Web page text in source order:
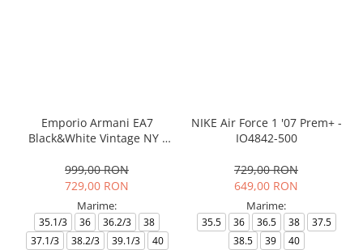
Emporio Armani EA7
Black&White Vintage NY -
999,00 RON
729,00 RON
Marime:
35.1/3 36 36.2/3
38
37.1/3
38.2/3 39.1/3 40
NIKE Air Force 1 '07 Prem+ -
IO4842-500
729,00 RON
649,00 RON
Marime:
35.5 36 36.5 38
37.5
38.5
39 40